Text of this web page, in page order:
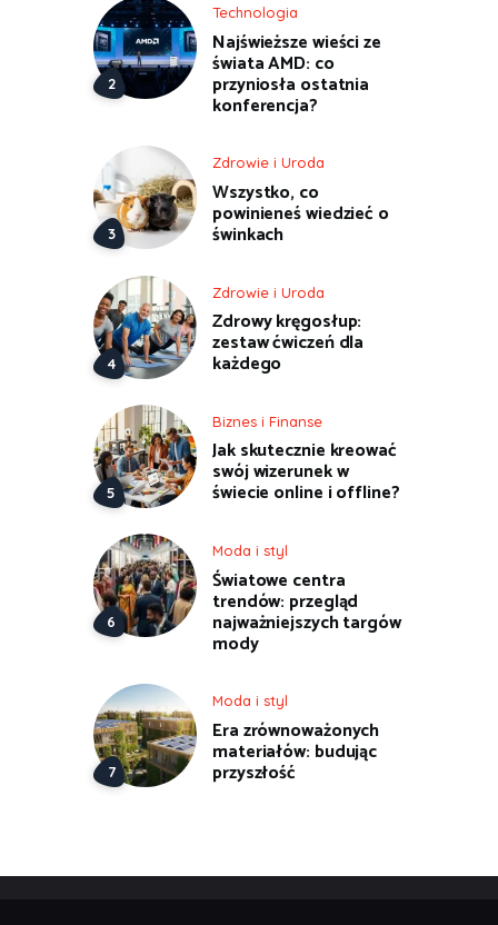
Technologia
Najświeższe wieści ze
świata AMD: co
przyniosła ostatnia
konferencja?
Zdrowie i Uroda
Wszystko, co
powinieneś wiedzieć o
świnkach
Zdrowie i Uroda
Zdrowy kręgosłup:
zestaw ćwiczeń dla
każdego
Biznes i Finanse
Jak skutecznie kreować
swój wizerunek w
świecie online i offline?
Moda i styl
Światowe centra
trendów: przegląd
najważniejszych targów
mody
Moda i styl
Era zrównoważonych
materiałów: budując
przyszłość